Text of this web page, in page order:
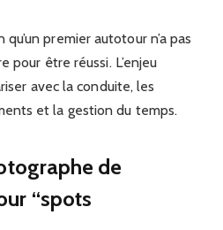
premier autotour n’a pas
pour être réussi. L’enjeu
avec la conduite, les
et la gestion du temps.
de
“spots